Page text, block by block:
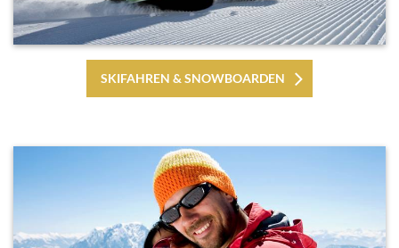
SKIFAHREN & SNOWBOARDEN